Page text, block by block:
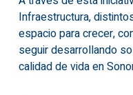
Infraestructura,
espacio para crecer,
seguir desarrollando
calidad de vida en